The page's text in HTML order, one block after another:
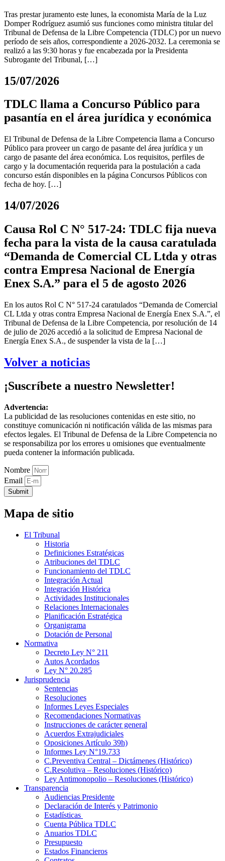
Tras prestar juramento este lunes, la economista María de la Luz
Domper Rodríguez asumió sus funciones como ministra titular del
Tribunal de Defensa de la Libre Competencia (TDLC) por un nuevo
período de seis años, correspondiente a 2026-2032. La ceremonia se
realizó a las 9:30 horas y fue encabezada por la Presidenta
Subrogante del Tribunal, […]
15/07/2026
TDLC llama a Concurso Público para
pasantía en el área jurídica y económica
El Tribunal de Defensa de la Libre Competencia llama a Concurso
Público para proveer un cargo de pasante del área jurídica y un
cargo de pasante del área económica. Los requisitos, perfiles de
cargo y la documentación requerida para la postulación a cada
concurso están disponibles en la página Concursos Públicos con
fecha de hoy. […]
14/07/2026
Causa Rol C N° 517-24: TDLC fija nueva
fecha para la vista de la causa caratulada
“Demanda de Comercial CL Ltda y otras
contra Empresa Nacional de Energía
Enex S.A.” para el 5 de agosto 2026
En los autos Rol C N° 517-24 caratulados “Demanda de Comercial
CL Ltda y otras contra Empresa Nacional de Energía Enex S.A.”, el
Tribunal de Defensa de la Libre Competencia, por resolución de 14
de julio de 2026 accedió a la solicitud de Empresa Nacional de
Energía Enex S.A., de suspender la vista de la […]
Volver a noticias
¡Suscríbete a nuestro Newsletter!
Advertencia:
La publicidad de las resoluciones contenidas en este sitio, no
constituye comunicación ni notificación válida de las mismas para
efectos legales. El Tribunal de Defensa de la Libre Competencia no
se responsabiliza por los errores u omisiones que eventualmente
pueda contener la información publicada.
Nombre
Email
Submit
Mapa de sitio
El Tribunal
Historia
Definiciones Estratégicas
Atribuciones del TDLC
Funcionamiento del TDLC
Integración Actual
Integración Histórica
Actividades Institucionales
Relaciones Internacionales
Planificación Estratégica
Organigrama
Dotación de Personal
Normativa
Decreto Ley N° 211
Autos Acordados
Ley N° 20.285
Jurisprudencia
Sentencias
Resoluciones
Informes Leyes Especiales
Recomendaciones Normativas
Instrucciones de carácter general
Acuerdos Extrajudiciales
Oposiciones Artículo 39h)
Informes Ley N°19.733
C.Preventiva Central – Dictámenes (Histórico)
C.Resolutiva – Resoluciones (Histórico)
Ley Antimonopolio – Resoluciones (Histórico)
Transparencia
Audiencias Presidente
Declaración de Interés y Patrimonio
Estadísticas
Cuenta Pública TDLC
Anuarios TDLC
Presupuesto
Estados Financieros